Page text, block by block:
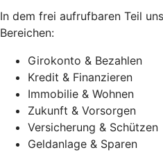
In dem frei aufrufbaren Teil
Bereichen:
Girokonto & Bezahlen
Kredit & Finanzieren
Immobilie & Wohnen
Zukunft & Vorsorgen
Versicherung & Schützen
Geldanlage & Sparen